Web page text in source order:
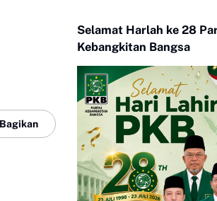
Bagikan
Selamat Harlah ke 28
Kebangkitan Bangsa